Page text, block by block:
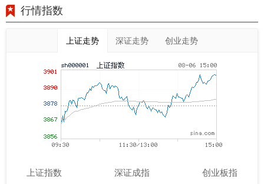
行情指数
上证走势 深证走势 创业走势
上证指数 深证成指 创业板指